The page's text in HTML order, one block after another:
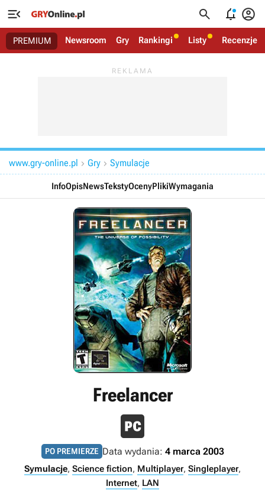
   
PREMIUM Newsroom Gry Rankingi Listy Recenzje
www.gry-online.pl  Gry  Symulacje
InfoOpisNewsTekstyOcenyPlikiWymagania
Freelancer
PO PREMIERZE Data wydania: 4 marca 2003
Symulacje, Science fiction, Multiplayer, Singleplayer,
Internet, LAN